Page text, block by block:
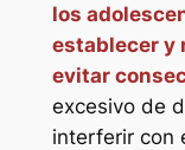
los
establecer y
evitar
excesivo de
interferir con